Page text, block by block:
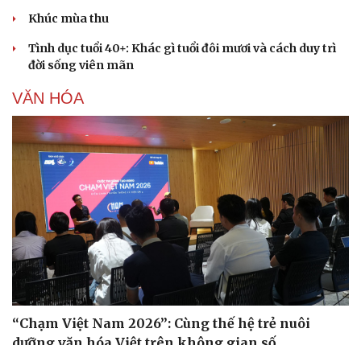
Khúc mùa thu
Tình dục tuổi 40+: Khác gì tuổi đôi mươi và cách duy trì
đời sống viên mãn
VĂN HÓA
“Chạm Việt Nam 2026”: Cùng thế hệ trẻ nuôi